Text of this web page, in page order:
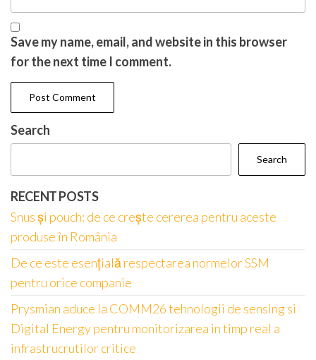
Save my name, email, and website in this browser
for the next time I comment.
Search
Search
RECENT POSTS
Snus și pouch: de ce crește cererea pentru aceste
produse în România
De ce este esențială respectarea normelor SSM
pentru orice companie
Prysmian aduce la COMM26 tehnologii de sensing si
Digital Energy pentru monitorizarea in timp real a
infrastrucrutilor critice